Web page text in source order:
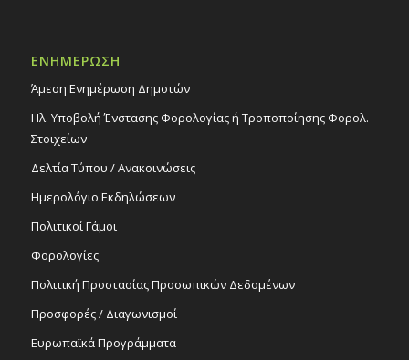
ΕΝΗΜΕΡΩΣΗ
Άμεση Ενημέρωση Δημοτών
Ηλ. Υποβολή Ένστασης Φορολογίας ή Τροποποίησης Φορολ.
Στοιχείων
Δελτία Τύπου / Ανακοινώσεις
Ημερολόγιο Εκδηλώσεων
Πολιτικοί Γάμοι
Φορολογίες
Πολιτική Προστασίας Προσωπικών Δεδομένων
Προσφορές / Διαγωνισμοί
Ευρωπαϊκά Προγράμματα